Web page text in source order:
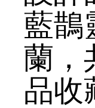
藍鵲
蘭，
品收